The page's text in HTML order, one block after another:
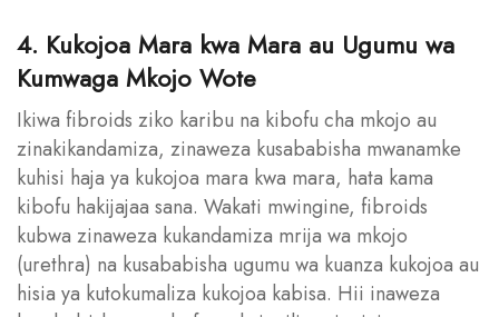
4. Kukojoa Mara kwa Mara au Ugumu wa
Kumwaga Mkojo Wote
Ikiwa fibroids ziko karibu na kibofu cha mkojo au
zinakikandamiza, zinaweza kusababisha mwanamke
kuhisi haja ya kukojoa mara kwa mara, hata kama
kibofu hakijajaa sana. Wakati mwingine, fibroids
kubwa zinaweza kukandamiza mrija wa mkojo
(urethra) na kusababisha ugumu wa kuanza kukojoa au
hisia ya kutokumaliza kukojoa kabisa. Hii inaweza